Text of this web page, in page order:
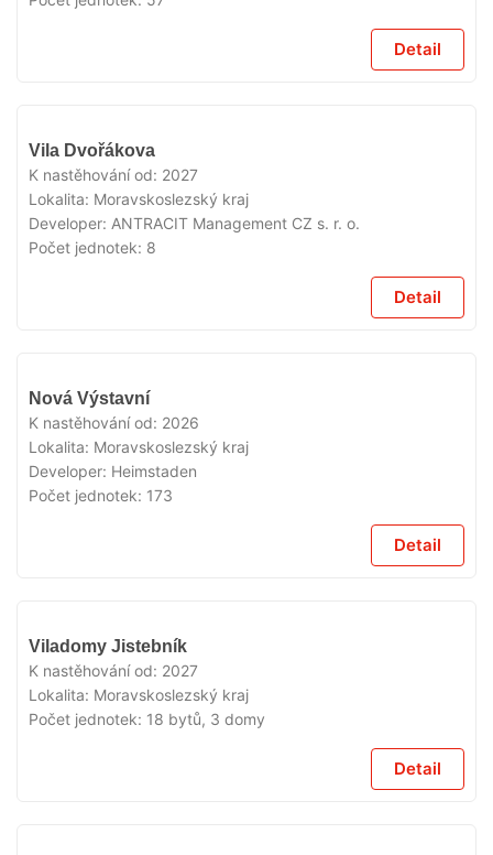
Detail
Vila Dvořákova
K nastěhování od: 2027
Lokalita: Moravskoslezský kraj
Developer: ANTRACIT Management CZ s. r. o.
Počet jednotek: 8
Detail
Nová Výstavní
K nastěhování od: 2026
Lokalita: Moravskoslezský kraj
Developer: Heimstaden
Počet jednotek: 173
Detail
Viladomy Jistebník
K nastěhování od: 2027
Lokalita: Moravskoslezský kraj
Počet jednotek: 18 bytů, 3 domy
Detail